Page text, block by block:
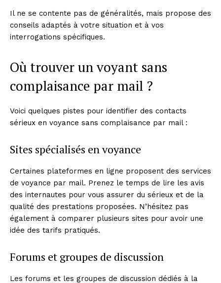
Il ne se contente pas de généralités, mais propose des
conseils adaptés à votre situation et à vos
interrogations spécifiques.
Où trouver un voyant sans
complaisance par mail ?
Voici quelques pistes pour identifier des contacts
sérieux en voyance sans complaisance par mail :
Sites spécialisés en voyance
Certaines plateformes en ligne proposent des services
de voyance par mail. Prenez le temps de lire les avis
des internautes pour vous assurer du sérieux et de la
qualité des prestations proposées. N’hésitez pas
également à comparer plusieurs sites pour avoir une
idée des tarifs pratiqués.
Forums et groupes de discussion
Les forums et les groupes de discussion dédiés à la